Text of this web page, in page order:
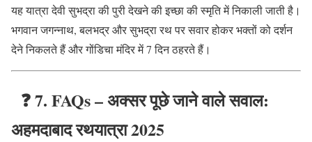
यह यात्रा देवी सुभद्रा की पुरी देखने की इच्छा की स्मृति में निकाली जाती है।
भगवान जगन्नाथ, बलभद्र और सुभद्रा रथ पर सवार होकर भक्तों को दर्शन
देने निकलते हैं और गोंडिचा मंदिर में 7 दिन ठहरते हैं।
❓7. FAQs – अक्सर पूछे जाने वाले सवाल:
अहमदाबाद रथयात्रा 2025